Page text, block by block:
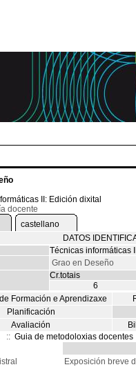
II: Edición dixital
docente
castellano
DATOS
Técnicas informáticas
Grao en Deseño
Cr.totais
6
Formación e Aprendizaxe
Planificación
Avaliación
:: Guia de metodoloxias docentes
Exposición breve